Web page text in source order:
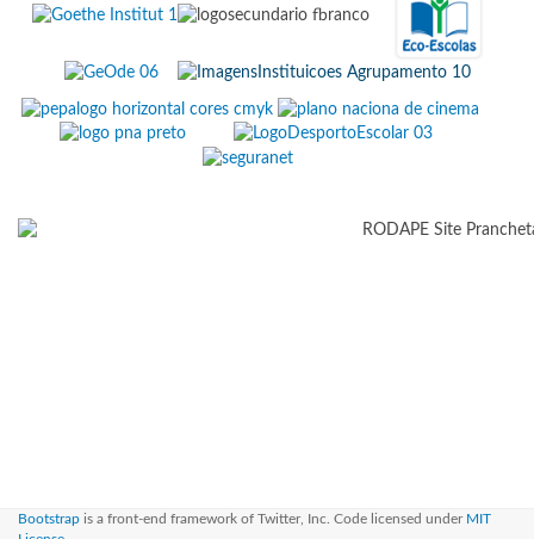
Bootstrap is a front-end framework of Twitter, Inc. Code licensed under MIT